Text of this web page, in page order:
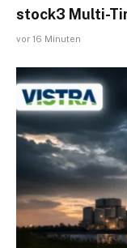
stock3 Multi-
vor 16 Minuten